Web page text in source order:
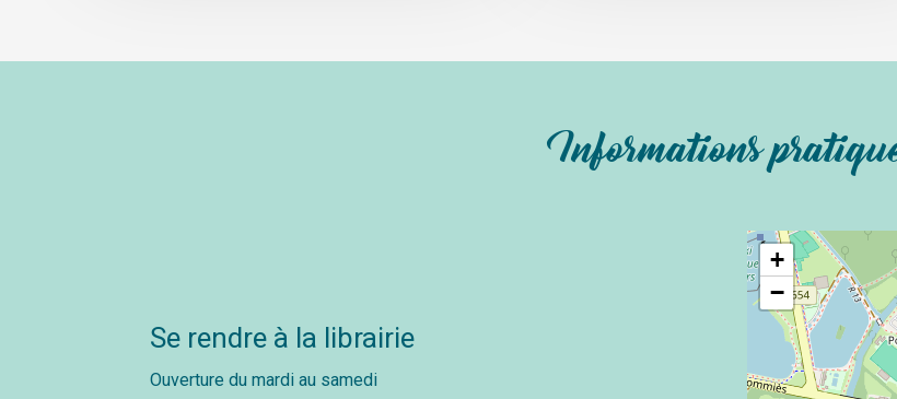
Informations
Se rendre à la librairie
Ouverture du mardi au samedi
+
−